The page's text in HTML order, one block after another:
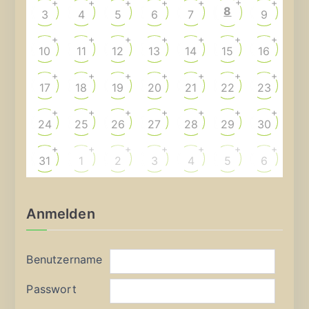
3
+
4
+
5
+
6
+
7
+
8 9
+
10
+
11
+
12
+
13
+
14
+
15
+
16
+
17
+
18
+
19
+
20
+
21
+
22
+
23
+
24
+
25
+
26
+
27
+
28
+
29
+
30
+
31
+
1
+
2
+
3
+
4
+
5
+
6
+
Anmelden
Benutzername
Passwort